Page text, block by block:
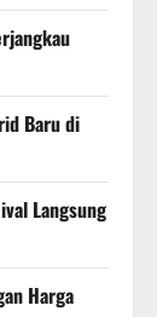
Baru di
Langsung
Harga